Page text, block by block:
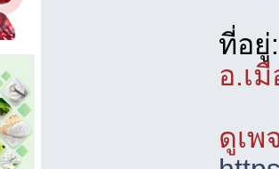
ที่อยู่:
อ.เ
ดูเพ